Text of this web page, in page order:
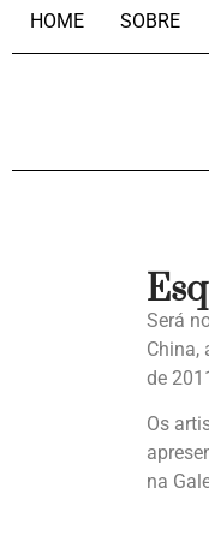
HOME SOBRE
Será
China,
de
Os
na